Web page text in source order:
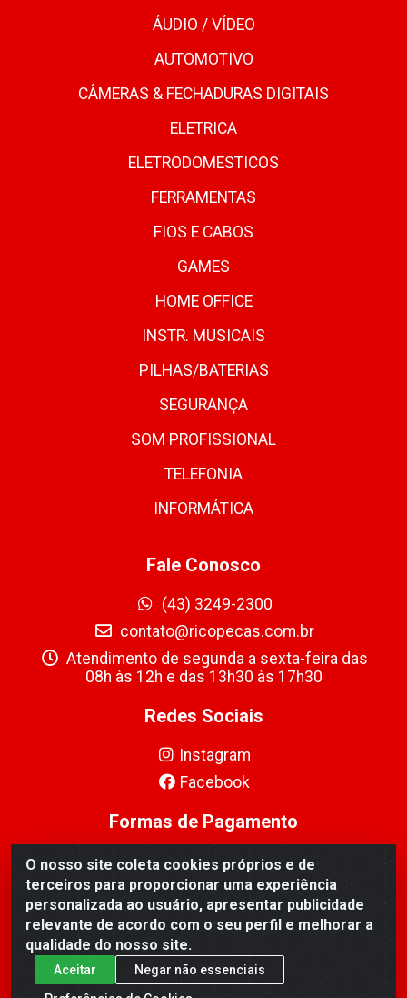
O nosso site coleta cookies próprios e de
terceiros para proporcionar uma experiência
personalizada ao usuário, apresentar publicidade
relevante de acordo com o seu perfil e melhorar a
qualidade do nosso site.
Aceitar
Negar não essenciais
ÁUDIO / VÍDEO
AUTOMOTIVO
CÂMERAS & FECHADURAS DIGITAIS
ELETRICA
ELETRODOMESTICOS
FERRAMENTAS
FIOS E CABOS
GAMES
HOME OFFICE
INSTR. MUSICAIS
PILHAS/BATERIAS
SEGURANÇA
SOM PROFISSIONAL
TELEFONIA
INFORMÁTICA
Fale Conosco
(43) 3249-2300
contato@ricopecas.com.br
Atendimento de segunda a sexta-feira das
08h às 12h e das 13h30 às 17h30
Redes Sociais
Instagram
Facebook
Formas de Pagamento
Ricopeças Comércio de componentes Eletrônicos Ltda -
Rua Alicio Francisco Mafra, 968 - Jardim Taroba,
Cambé/PR - CEP 86.191-390 - CNPJ 06.241.208/0001-
89